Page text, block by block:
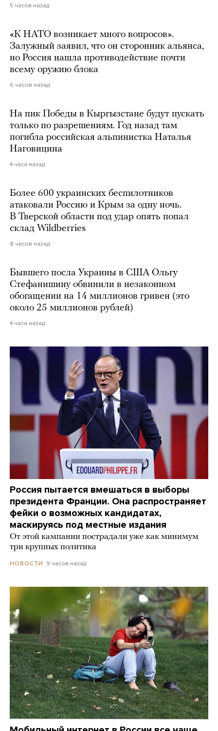
5 часов назад
«К НАТО возникает много вопросов».
Залужный заявил, что он сторонник альянса,
но Россия нашла противодействие почти
всему оружию блока
6 часов назад
На пик Победы в Кыргызстане будут пускать
только по разрешениям. Год назад там
погибла российская альпинистка Наталья
Наговицина
4 часа назад
Более 600 украинских беспилотников
атаковали Россию и Крым за одну ночь.
В Тверской области под удар опять попал
склад Wildberries
8 часов назад
Бывшего посла Украины в США Ольгу
Стефанишину обвинили в незаконном
обогащении на 14 миллионов гривен (это
около 25 миллионов рублей)
4 часа назад
Россия пытается вмешаться в выборы
президента Франции. Она распространяет
фейки о возможных кандидатах,
маскируясь под местные издания
От этой кампании пострадали уже как минимум
три крупных политика
НОВОСТИ 9 часов назад